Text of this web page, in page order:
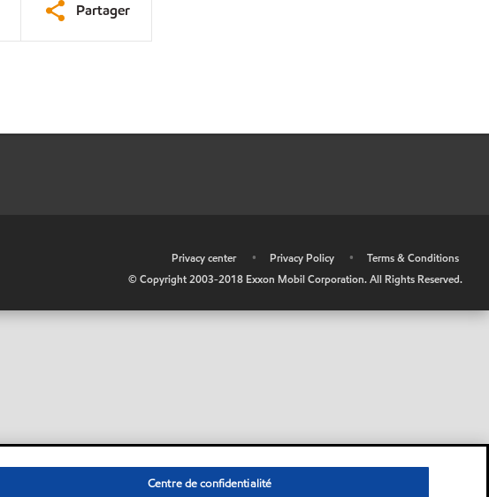
Partager
Privacy center • Privacy Policy •
Terms & Conditions
© Copyright 2003-2018 Exxon Mobil Corporation. All Rights Reserved.
Centre de confidentialité